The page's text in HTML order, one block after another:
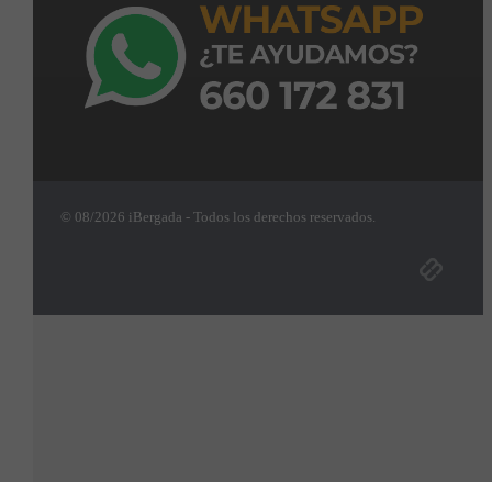
© 08/2026 iBergada - Todos los derechos reservados.